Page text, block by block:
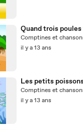
Quand trois
Comptines et
il y a 13 ans
Les petits
Comptines et
il y a 13 ans